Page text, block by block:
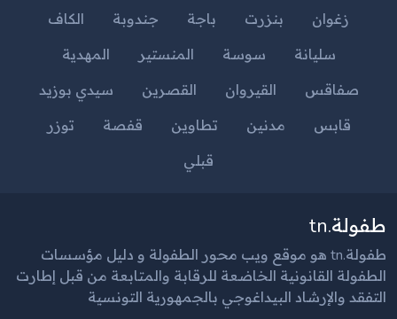
زغوان
بنزرت باجة جندوبة
الكاف
سليانة
سوسة المنستير
المهدية
صفاقس
القيروان القصرين
سيدي بوزيد
قابس
مدنين تطاوين قفصة
توزر
قبلي
طفولة.tn
طفولة.tn هو موقع ويب محور الطفولة و دليل مؤسسات
الطفولة القانونية الخاضعة للرقابة والمتابعة من قبل إطارت
التفقد والإرشاد البيداغوجي بالجمهورية التونسية